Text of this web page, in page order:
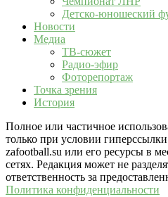
Детско-юношеский
Новости
Медиа
ТВ-сюжет
Радио-эфир
Фоторепортаж
Точка зрения
История
Полное или частичное
только при условии
zafootball.su или его ресурсы в
сетях. Редакция может не
ответственность за
Политика конфиденциальности